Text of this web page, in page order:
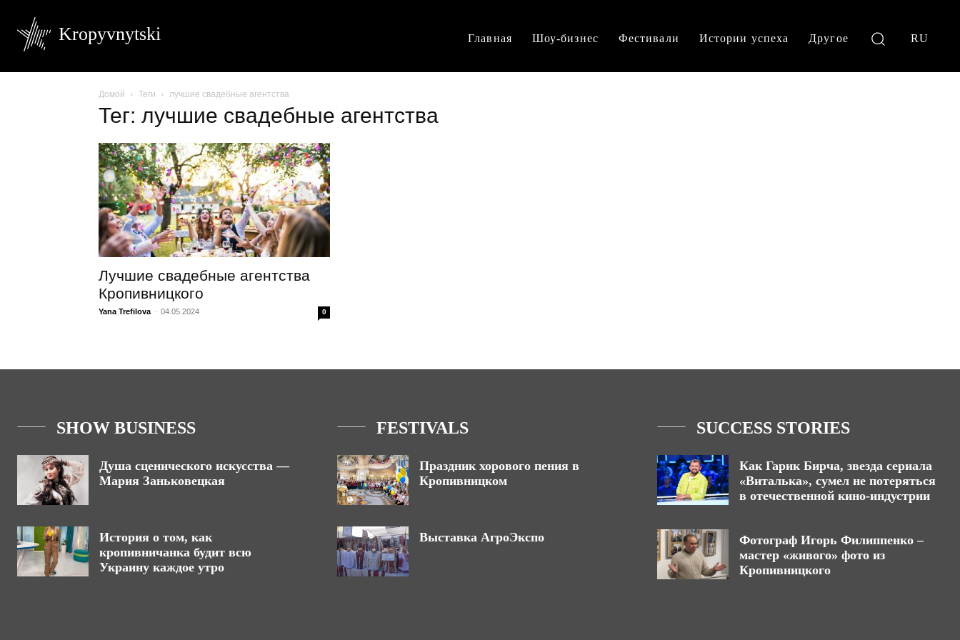
Kropyvnytski Главная Шоу-бизнес Фестивали Истории успеха Другое RU
Домой Теги лучшие свадебные агентства
Тег: лучшие свадебные агентства
Лучшие свадебные агентства
Кропивницкого
Yana Trefilova - 04.05.2024 0
SHOW BUSINESS
Душа сценического искусства —
Мария Заньковецкая
История о том, как
кропивничанка будит всю
Украину каждое утро
FESTIVALS
Праздник хорового пения в
Кропивницком
Выставка АгроЭкспо
SUCCESS STORIES
Как Гарик Бирча, звезда сериала
«Виталька», сумел не потеряться
в отечественной кино-индустрии
Фотограф Игорь Филиппенко –
мастер «живого» фото из
Кропивницкого